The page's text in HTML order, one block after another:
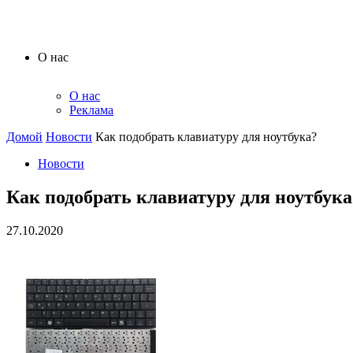
О нас
О нас
Реклама
Домой Новости Как подобрать клавиатуру для ноутбука?
Новости
Как подобрать клавиатуру для
27.10.2020